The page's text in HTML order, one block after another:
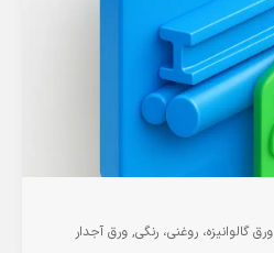
ورق گالوانیزه، روغنی، رنگی ورق آجدار